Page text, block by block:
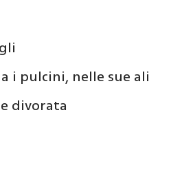
i pulcini, nelle sue ali
divorata